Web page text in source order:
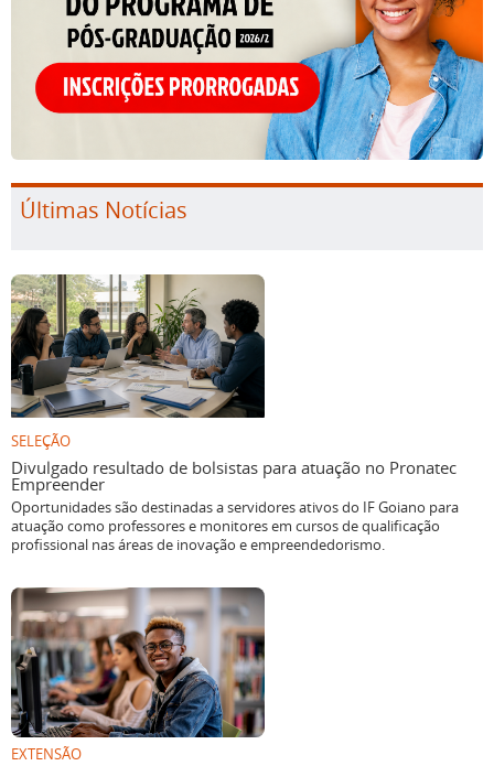
Últimas Notícias
SELEÇÃO
Divulgado resultado de bolsistas para atuação no Pronatec
Empreender
Oportunidades são destinadas a servidores ativos do IF Goiano para
atuação como professores e monitores em cursos de qualificação
profissional nas áreas de inovação e empreendedorismo.
EXTENSÃO